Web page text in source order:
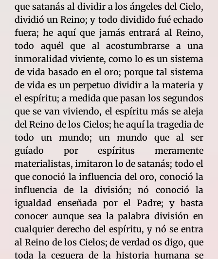
que satanás al dividir a los ángeles del Cielo,
dividió un Reino; y todo dividido fué echado
fuera; he aquí que jamás entrará al Reino,
todo aquél que al acostumbrarse a una
inmoralidad viviente, como lo es un sistema
de vida basado en el oro; porque tal sistema
de vida es un perpetuo dividir a la materia y
el espíritu; a medida que pasan los segundos
que se van viviendo, el espíritu más se aleja
del Reino de los Cielos; he aquí la tragedia de
todo un mundo; un mundo que al ser
guíado por espíritus meramente
materialistas, imitaron lo de satanás; todo el
que conoció la influencia del oro, conoció la
influencia de la división; nó conoció la
igualdad enseñada por el Padre; y basta
conocer aunque sea la palabra división en
cualquier derecho del espíritu, y nó se entra
al Reino de los Cielos; de verdad os digo, que
toda la ceguera de la historia humana se